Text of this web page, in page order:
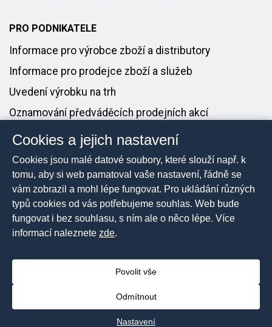
PRO PODNIKATELE
Informace pro výrobce zboží a distributory
Informace pro prodejce zboží a služeb
Uvedení výrobku na trh
Oznamování předváděcích prodejních akcí
PRO MÉDIA
Tiskové zprávy
Kontakt pro média
vyhrazena
Mapa stránek
Cookies a jejich nastavení
Cookies jsou malé datové soubory, které slouží např. k
tomu, aby si web pamatoval vaše nastavení, řádně se
vám zobrazil a mohl lépe fungovat. Pro ukládání různých
typů cookies od vás potřebujeme souhlas. Web bude
fungovat i bez souhlasu, s ním ale o něco lépe. Více
informací naleznete zde.
Povolit vše
Odmítnout
Nastavení